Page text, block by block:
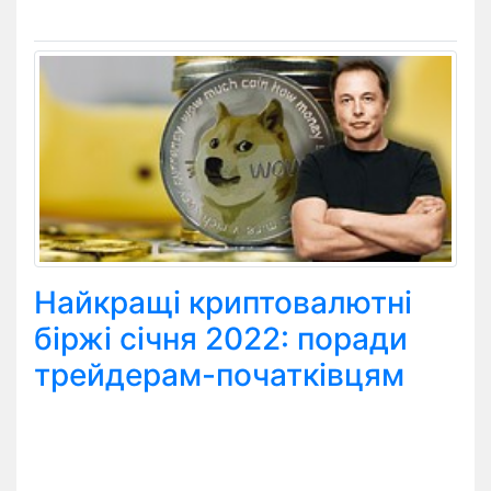
Найкращі криптовалютні
біржі січня 2022: поради
трейдерам-початківцям